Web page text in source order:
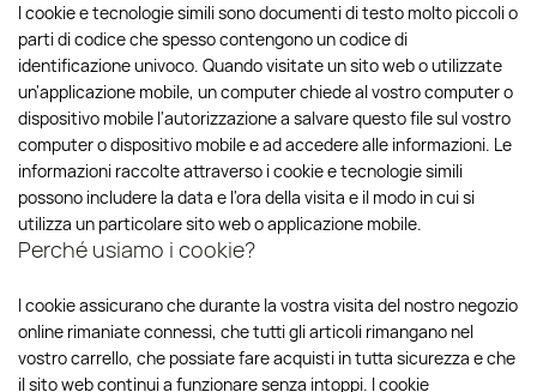
I cookie e tecnologie simili sono documenti di testo molto piccoli o
parti di codice che spesso contengono un codice di
identificazione univoco. Quando visitate un sito web o utilizzate
un'applicazione mobile, un computer chiede al vostro computer o
dispositivo mobile l'autorizzazione a salvare questo file sul vostro
computer o dispositivo mobile e ad accedere alle informazioni. Le
informazioni raccolte attraverso i cookie e tecnologie simili
possono includere la data e l'ora della visita e il modo in cui si
utilizza un particolare sito web o applicazione mobile.
Perché usiamo i cookie?
I cookie assicurano che durante la vostra visita del nostro negozio
online rimaniate connessi, che tutti gli articoli rimangano nel
vostro carrello, che possiate fare acquisti in tutta sicurezza e che
il sito web continui a funzionare senza intoppi. I cookie